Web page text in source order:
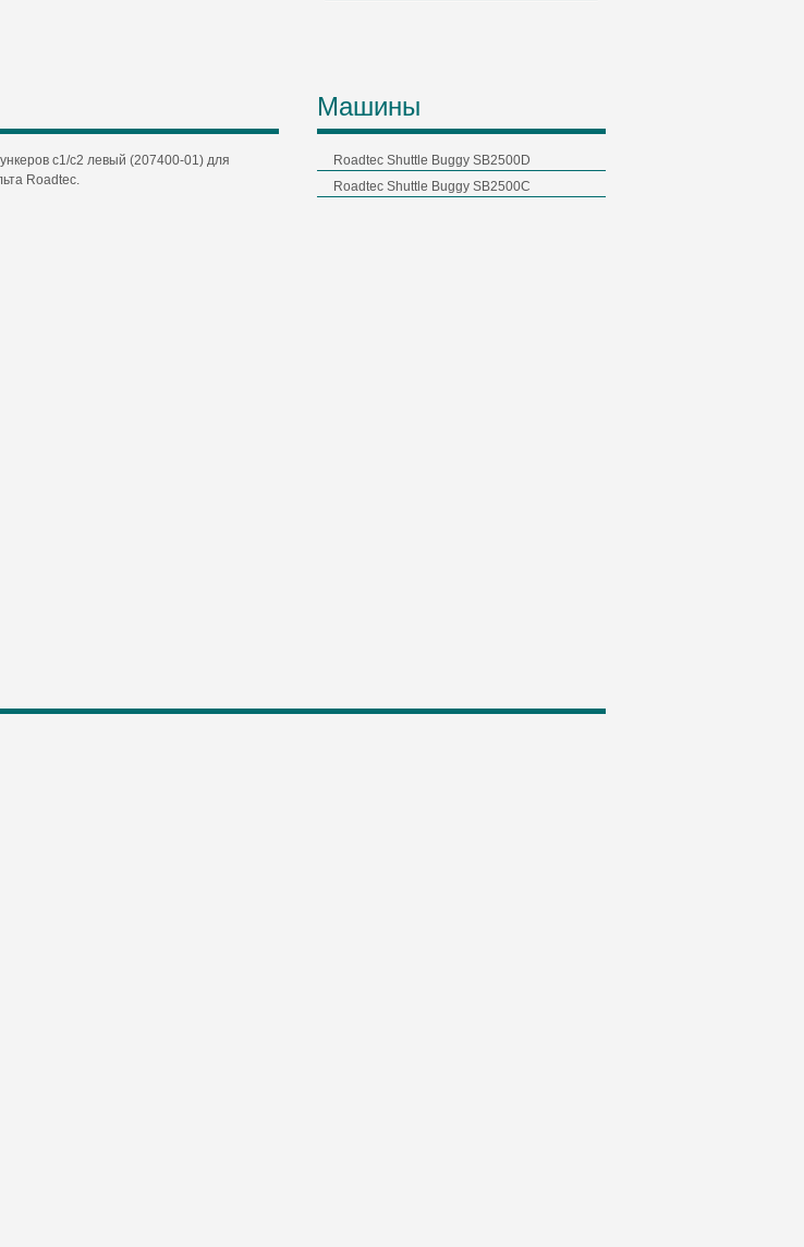
с1/с2 левый (207400-01) для
Roadtec.
Машины
Roadtec Shuttle Buggy SB2500D
Roadtec Shuttle Buggy SB2500C